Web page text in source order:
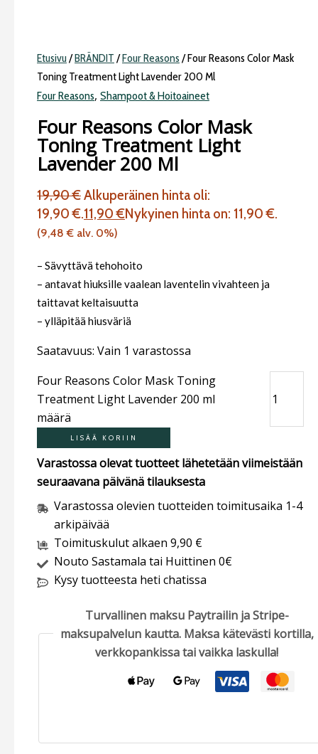
Etusivu/BRÄNDIT /Four Reasons / Four Reasons Color Mask
Toning Treatment Light Lavender 200 Ml
Four Reasons, Shampoot & Hoitoaineet
Four Reasons Color Mask
Toning Treatment Light
Lavender 200 Ml
19,90€Alkuperäinen hinta oli:
19,90 €.11,90€Nykyinen hinta on: 11,90 €.
(9,48€ alv. 0%)
– Sävyttävä tehohoito
– antavat hiuksille vaalean laventelin vivahteen ja
taittavat keltaisuutta
– ylläpitää hiusväriä
Saatavuus: Vain 1 varastossa
Four Reasons Color Mask Toning
Treatment Light Lavender 200 ml
määrä
LISÄÄ KORIIN
Varastossa olevat tuotteet lähetetään viimeistään
seuraavana päivänä tilauksesta
Varastossa olevien tuotteiden toimitusaika 1-4
arkipäivää
Toimituskulut alkaen 9,90 €
Nouto Sastamala tai Huittinen 0€
Kysy tuotteesta heti chatissa
Turvallinen maksu Paytrailin ja Stripe-
maksupalvelun kautta. Maksa kätevästi kortilla,
verkkopankissa tai vaikka laskulla!